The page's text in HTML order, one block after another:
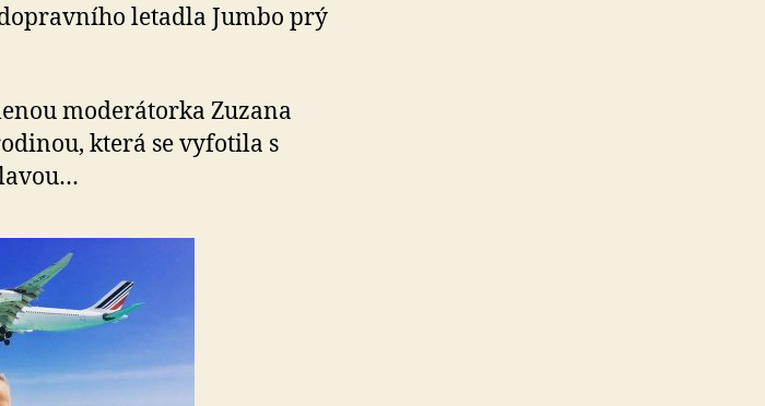
letadla Jumbo prý
moderátorka Zuzana
která se vyfotila s